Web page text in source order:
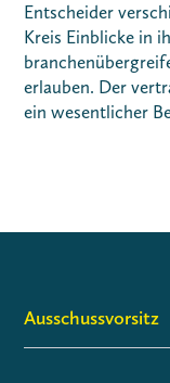
Entscheider
Kreis Einblicke in
erlauben. Der
ein wesentlicher
Ausschussvorsitz